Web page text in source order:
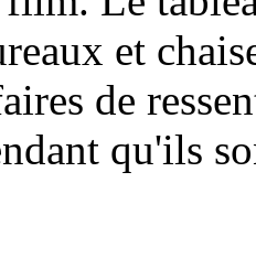
et
de
qu'ils